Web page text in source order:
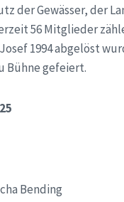
der Gewässer, der
56 Mitglieder
1994 abgelöst
Bühne gefeiert.
Bending